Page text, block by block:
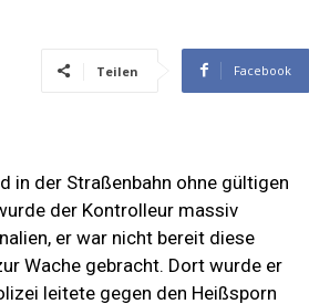
Teilen Facebook
in der Straßenbahn ohne gültigen
der Kontrolleur massiv
er war nicht bereit diese
Wache gebracht. Dort wurde er
leitete gegen den Heißsporn